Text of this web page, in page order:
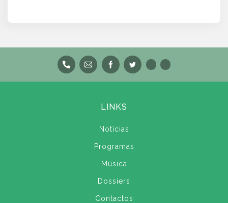
LINKS
Notícias
Programas
Música
Dossiers
Contactos